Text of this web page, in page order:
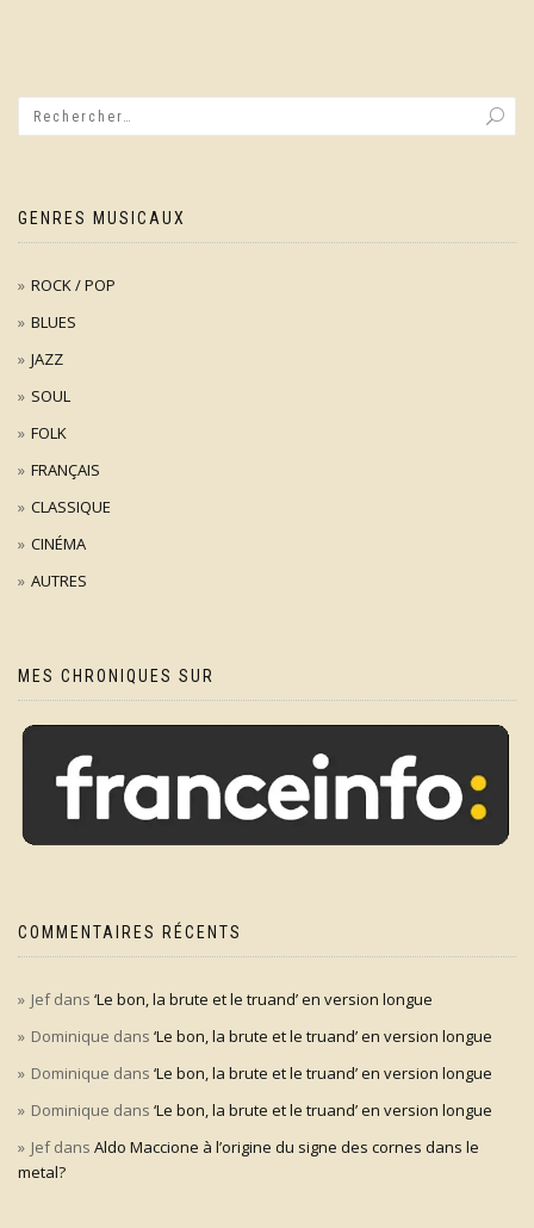
GENRES MUSICAUX
ROCK / POP
BLUES
JAZZ
SOUL
FOLK
FRANÇAIS
CLASSIQUE
CINÉMA
AUTRES
MES CHRONIQUES SUR
COMMENTAIRES RÉCENTS
Jefdans ‘Le bon, la brute et le truand’ en version longue
Dominique dans ‘Le bon, la brute et le truand’ en version longue
Dominique dans ‘Le bon, la brute et le truand’ en version longue
Dominique dans ‘Le bon, la brute et le truand’ en version longue
Jefdans Aldo Maccione à l’origine du signe des cornes dans le
metal?